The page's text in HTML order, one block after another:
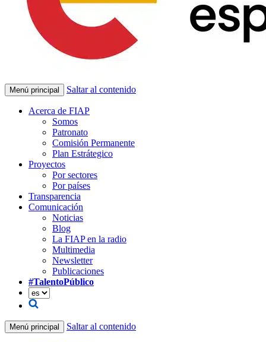
Menú principal Saltar al contenido
Acerca de FIAP
Somos
Patronato
Comisión Permanente
Plan Estrátegico
Proyectos
Por sectores
Por países
Transparencia
Comunicación
Noticias
Blog
La FIAP en la radio
Multimedia
Newsletter
Publicaciones
#TalentoPúblico
Menú principal Saltar al contenido